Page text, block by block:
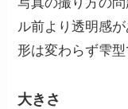
ル前より透明感が
形は変わらず雫型
大きさ